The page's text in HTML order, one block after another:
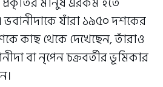
ভবানীদাকে যাঁরা ১৯৫০ দশকের
কাছ থেকে দেখেছেন, তাঁরাও
বা নৃপেন চক্রবর্তীর ভূমিকার